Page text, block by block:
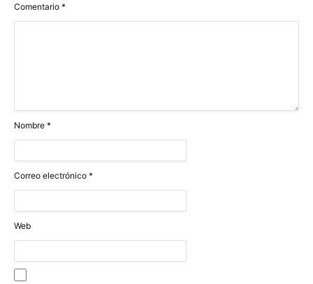
Comentario *
Nombre *
Correo electrónico *
Web